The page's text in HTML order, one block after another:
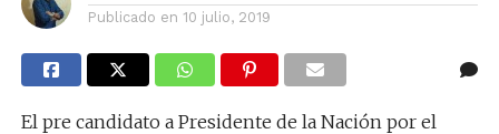
Publicado en 10 julio, 2019
El pre candidato a Presidente de la Nación por el